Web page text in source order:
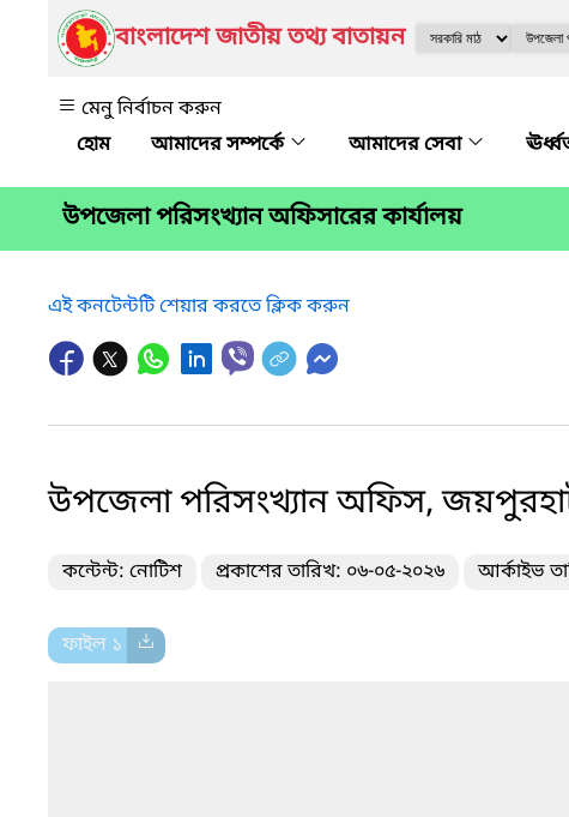
বাংলাদেশ জাতীয় তথ্য বাতায়ন
মেনু নির্বাচন করুন
আমাদের সম্পর্কে
আমাদের সেবা
উপজেলা পরিসংখ্যান অফিসারের কার্যালয়
এই কনটেন্টটি শেয়ার করতে ক্লিক করুন
উপজেলা পরিসংখ্যান অফিস,
কন্টেন্ট: নোটিশ প্রকাশের তারিখ: ০৬-০৫-২০২৬ আর্কাইভ
ফাইল ১